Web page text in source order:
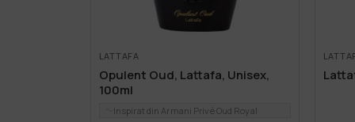
LATTAFA
Opulent Oud, Lattafa, Unisex,
100ml
Inspirat din Armani Privé Oud Royal